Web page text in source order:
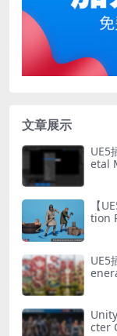
文章展示
UE5
etal
【
tion
UE5
cter